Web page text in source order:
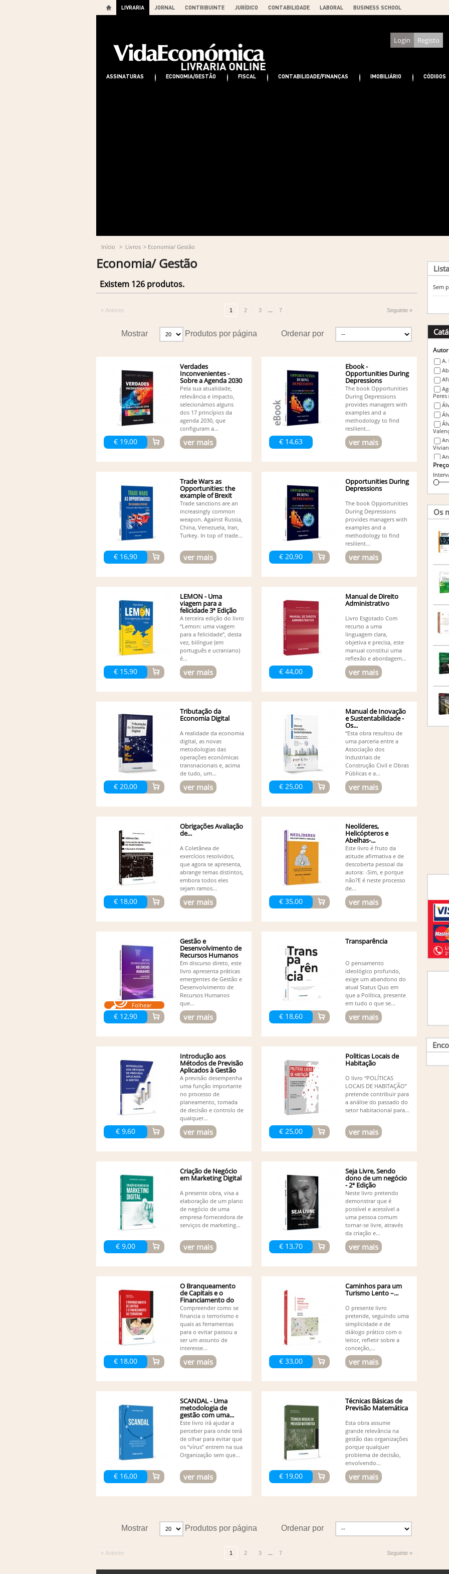
LIVRARIA JORNAL CONTRIBUINTE JURÍDICO CONTABILIDADE LABORAL BUSINESS SCHOOL
Login Registo
ASSINATURAS ECONOMIA/GESTÃO FISCAL CONTABILIDADE/FINANÇAS IMOBILIÁRIO CÓDIGOS
Início > Livros > Economia/ Gestão
Economia/ Gestão
Existem 126 produtos.
« Anterior 1 2 3 ... 7 Seguinte »
Ordenar por
Mostrar Produtos por página
€ 19,00
Verdades
Inconvenientes -
Sobre a Agenda 2030
Pela sua atualidade,
relevância e impacto,
selecionámos alguns
dos 17 princípios da
agenda 2030, que
configuram a...
ver mais € 14,63
Ebook -
Opportunities During
Depressions
The book Opportunities
During Depressions
provides managers with
examples and a
methodology to find
resilient...
ver mais
€ 16,90
Trade Wars as
Opportunities: the
example of Brexit
Trade sanctions are an
increasingly common
weapon. Against Russia,
China, Venezuela, Iran,
Turkey. In top of trade...
ver mais € 20,90
Opportunities During
Depressions
The book Opportunities
During Depressions
provides managers with
examples and a
methodology to find
resilient...
ver mais
€ 15,90
LEMON - Uma
viagem para a
felicidade 3ª Edição
(Bilingue)
A terceira edição do livro
“Lemon: uma viagem
para a felicidade”, desta
vez, bilíngue (em
português e ucraniano)
é...
ver mais € 44,00
Manual de Direito
Administrativo
Livro Esgotado Com
recurso a uma
linguagem clara,
objetiva e precisa, este
manual constitui uma
reflexão e abordagem...
ver mais
€ 20,00
Tributação da
Economia Digital
A realidade da economia
digital, as novas
metodologias das
operações económicas
transnacionais e, acima
de tudo, um...
ver mais € 25,00
Manual de Inovação
e Sustentabilidade -
Os...
“Esta obra resultou de
uma parceria entre a
Associação dos
Industriais de
Construção Civil e Obras
Públicas e a...
ver mais
€ 18,00
Obrigações Avaliação
de...
A Coletânea de
exercícios resolvidos,
que agora se apresenta,
abrange temas distintos,
embora todos eles
sejam ramos...
ver mais € 35,00
Neolíderes,
Helicópteros e
Abelhas-...
Este livro é fruto da
atitude afirmativa e de
descoberta pessoal da
autora: -Sim, e porque
não?E é neste processo
de...
ver mais
Folhear
€ 12,90
Gestão e
Desenvolvimento de
Recursos Humanos
-...
Em discurso direto, este
livro apresenta práticas
emergentes de Gestão e
Desenvolvimento de
Recursos Humanos
que...
ver mais € 18,60
Transparência
O pensamento
ideológico profundo,
exige um abandono do
atual Status Quo em
que a Política, presente
em tudo o que se...
ver mais
€ 9,60
Introdução aos
Métodos de Previsão
Aplicados à Gestão
A previsão desempenha
uma função importante
no processo de
planeamento, tomada
de decisão e controlo de
qualquer...
ver mais € 25,00
Politicas Locais de
Habitação
O livro “POLÍTICAS
LOCAIS DE HABITAÇÃO”
pretende contribuir para
a análise do passado do
setor habitacional para...
ver mais
€ 9,00
Criação de Negócio
em Marketing Digital
A presente obra, visa a
elaboração de um plano
de negócio de uma
empresa fornecedora de
serviços de marketing...
ver mais € 13,70
Seja Livre, Sendo
dono de um negócio
- 2ª Edição
Neste livro pretendo
demonstrar que é
possível e acessível a
uma pessoa comum
tornar-se livre, através
da criação e...
ver mais
€ 18,00
O Branqueamento
de Capitais e o
Financiamento do
Terrorismo
Compreender como se
financia o terrorismo e
quais as ferramentas
para o evitar passou a
ser um assunto de
interesse...
ver mais € 33,00
Caminhos para um
Turismo Lento –...
O presente livro
pretende, seguindo uma
simplicidade e de
diálogo prático com o
leitor, refletir sobre a
conceção,...
ver mais
€ 16,00
SCANDAL - Uma
metodologia de
gestão com uma...
Este livro irá ajudar a
perceber para onde terá
de olhar para evitar que
os “vírus” entrem na sua
Organização sem que...
ver mais € 19,00
Técnicas Básicas de
Previsão Matemática
Esta obra assume
grande relevância na
gestão das organizações
porque qualquer
problema de decisão,
envolvendo...
ver mais
Ordenar por
Mostrar Produtos por página
« Anterior 1 2 3 ... 7 Seguinte »
Sem
Autor
A.
Peres
Preço
Os